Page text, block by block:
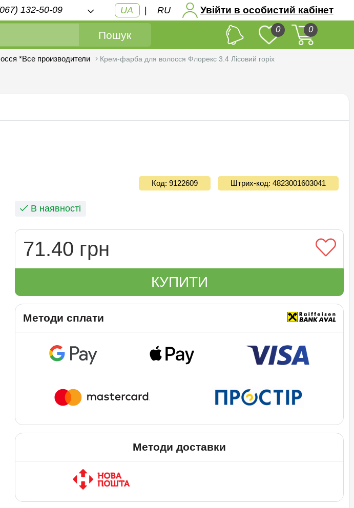
132-50-09 UA | RU Увійти в особистий кабінет
Пошук 0 0
*Все производители Крем-фарба для волосся Флорекс 3.4 Лісовий горіх
Код: 9122609 Штрих-код: 4823001603041
В наявності
71.40 грн
КУПИТИ
Методи сплати
Методи доставки